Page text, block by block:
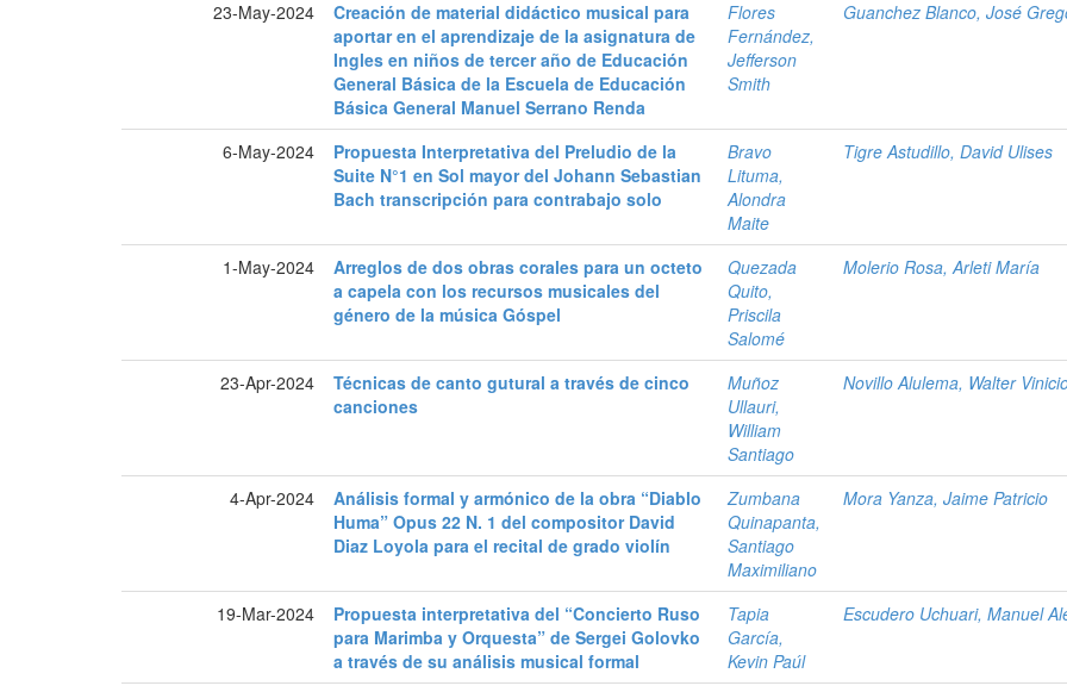
23-May-2024
Creación de material didáctico musical para
aportar en el aprendizaje de la asignatura de
Ingles en niños de tercer año de Educación
General Básica de la Escuela de Educación
Básica General Manuel Serrano Renda
Flores
Fernández,
Jefferson
Smith
Guanchez Blanco, José
6-May-2024
Propuesta Interpretativa del Preludio de la
Suite N°1 en Sol mayor del Johann Sebastian
Bach transcripción para contrabajo solo
Bravo
Lituma,
Alondra
Maite
Tigre Astudillo, David Ulises
1-May-2024
Arreglos de dos obras corales para un octeto
a capela con los recursos musicales del
género de la música Góspel
Quezada
Quito,
Priscila
Salomé
Molerio Rosa, Arleti María
23-Apr-2024
Técnicas de canto gutural a través de cinco
canciones
Muñoz
Ullauri,
William
Santiago
Novillo Alulema, Walter
4-Apr-2024
Análisis formal y armónico de la obra “Diablo
Huma” Opus 22 N. 1 del compositor David
Diaz Loyola para el recital de grado violín
Zumbana
Quinapanta,
Santiago
Maximiliano
Mora Yanza, Jaime Patricio
19-Mar-2024
Propuesta interpretativa del “Concierto Ruso
para Marimba y Orquesta” de Sergei Golovko
a través de su análisis musical formal
Tapia
García,
Kevin Paúl
Escudero Uchuari, Manuel